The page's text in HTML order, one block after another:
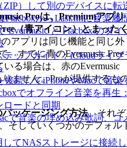
ZIP）して別のデバイスに転
FlacboxからLast.fmに音楽
Evermusic と Flacbox のダ
ップガイド：iCloudライブ
接続してiPhoneやMacで音
でオフライン音楽を再
ロードと同期
で音楽の埋め込み歌詞、
してNASストレージに接続
Proは、Premiumアプリ
（青アイコン）とまった
アプリは同じ機能と同じ外
すでに青のEvermusic Free
る場合は、赤のEvermusic
ません。Proが提供するも
ッケージング方法、それぞ
そしていくつかのデフォル